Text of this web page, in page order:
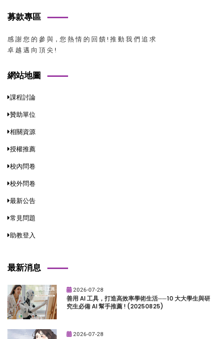
募款專區
感 謝 您 的 參 與，您 熱 情 的 回 饋 ! 推 動 我 們 追 求
卓 越 邁 向 頂 尖 !
網站地圖
課程討論
贊助單位
相關資源
授權推薦
校內問卷
校外問卷
最新公告
常見問題
助教登入
最新消息
2026-07-28
善用 AI 工具，打造高效率學術生活──10 大大學生與研
究生必備 AI 幫手推薦 ! (20250825)
2026-07-28